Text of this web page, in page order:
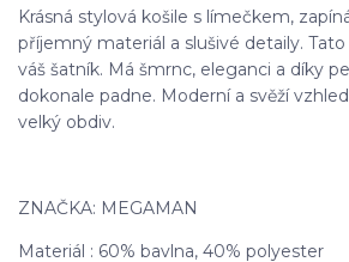
Krásná stylová košile s límečkem,
příjemný materiál a slušivé detaily.
váš šatník. Má šmrnc, eleganci a díky
dokonale padne. Moderní a svěží
velký obdiv.
ZNAČKA: MEGAMAN
Materiál : 60% bavlna, 40% polyester